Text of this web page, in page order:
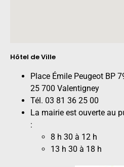
Hôtel de Ville
Place Émile Peugeot BP
25 700 Valentigney
Tél. 03 81 36 25 00
La mairie est ouverte au
:
8 h 30 à 12 h
13 h 30 à 18 h